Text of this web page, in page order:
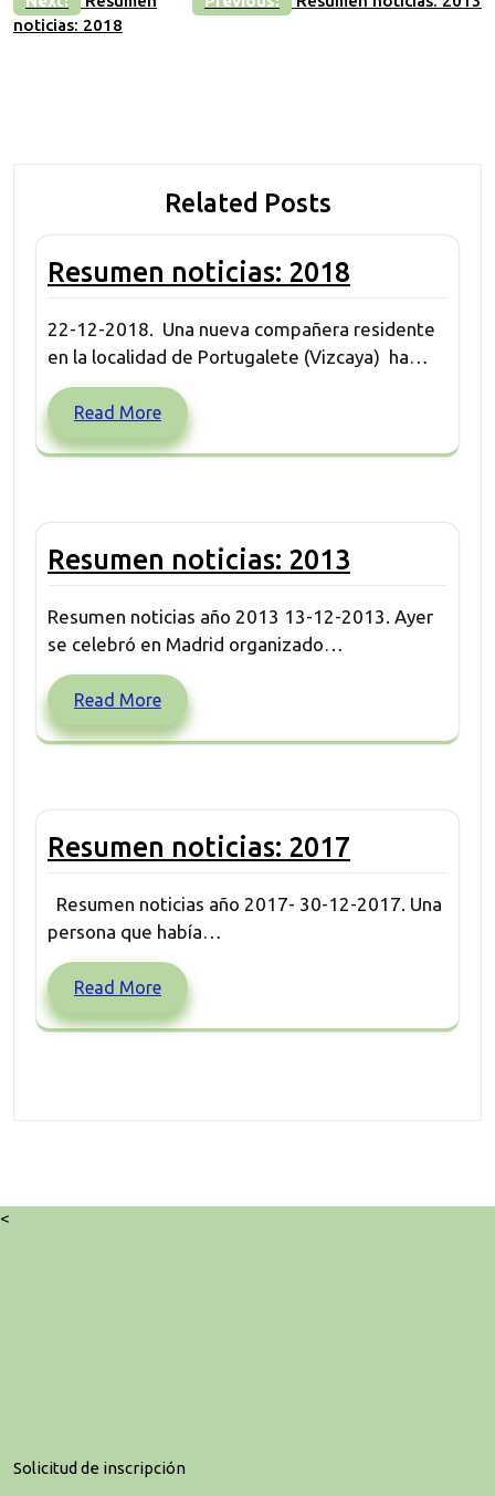
de
noticias: 2018
Related Posts
Resumen noticias: 2018
22-12-2018. Una nueva compañera residente
en la localidad de Portugalete (Vizcaya) ha…
Read More
Resumen noticias: 2013
Resumen noticias año 2013 13-12-2013. Ayer
se celebró en Madrid organizado…
Read More
Resumen noticias: 2017
Resumen noticias año 2017- 30-12-2017. Una
persona que había…
Read More
<
Solicitud de inscripción